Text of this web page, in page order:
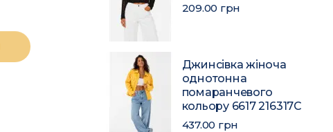
209.00 грн
Джинсівка жіноча
однотонна
помаранчевого
кольору 6617 216317C
437.00 грн